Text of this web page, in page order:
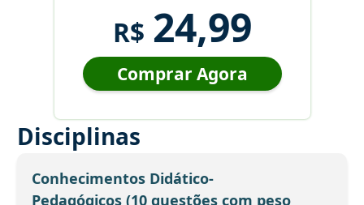
R$ 24,99
Comprar Agora
Disciplinas
Conhecimentos Didático-
Pedagógicos (10 questões com peso